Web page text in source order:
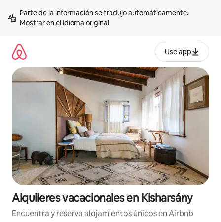
contenidoMostrar en el idioma original
Use app
Alquileres vacacionales en Kisharsány
Encuentra y reserva alojamientos únicos en Airbnb